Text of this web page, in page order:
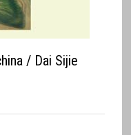
/ Dai Sijie